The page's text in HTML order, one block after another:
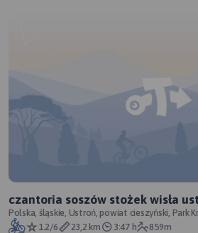
czantoria soszów stożek wisła
Polska, śląskie, Ustroń, powiat cieszyński, Park
Śląskiego, Beskid Śląski
1.2/6 23,2 km 3:47 h 859m